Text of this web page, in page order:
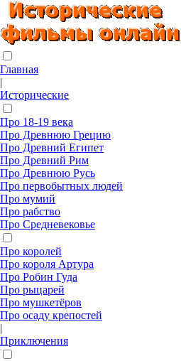
Главная
|
Исторические
Про 18-19 века
Про Древнюю Грецию
Про Древний Египет
Про Древний Рим
Про Древнюю Русь
Про первобытных людей
Про мумий
Про рабство
Про Средневековье
Про королей
Про короля Артура
Про Робин Гуда
Про рыцарей
Про мушкетёров
Про осаду крепостей
|
Приключения